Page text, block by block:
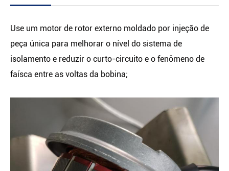
Use um motor de rotor externo moldado por injeção de
peça única para melhorar o nível do sistema de
isolamento e reduzir o curto-circuito e o fenômeno de
faísca entre as voltas da bobina;